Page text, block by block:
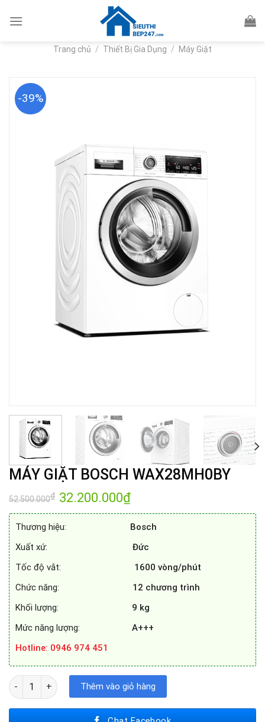
Trang chủ / Thiết Bị Gia Dụng / Máy Giặt
-39%
MÁY GIẶT BOSCH WAX28MH0BY
52.500.000₫ Giá
gốc
là:
32.200.000₫Giá
tại
32.200.000₫.
Thương hiệu:
Bosch
Xuất xứ: Đức
Tốc độ vắt:
1600 vòng/phút
Chức năng: 12 chương trình
Khối lượng: 9 kg
Mức năng lượng: A+++
Hotline: 0946 974 451
MÁY GIẶT BOSCH WAX28MH0BY số lượng
Thêm vào giỏ hàng